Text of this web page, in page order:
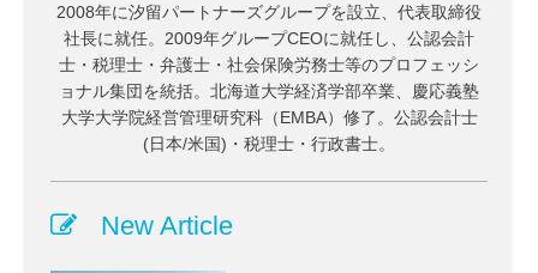
2008年に汐留パートナーズグループを設立、代表取締役
社長に就任。2009年グループCEOに就任し、公認会計
士・税理士・弁護士・社会保険労務士等のプロフェッシ
ョナル集団を統括。北海道大学経済学部卒業、慶応義塾
大学大学院経営管理研究科（EMBA）修了。公認会計士
(日本/米国)・税理士・行政書士。
New Article